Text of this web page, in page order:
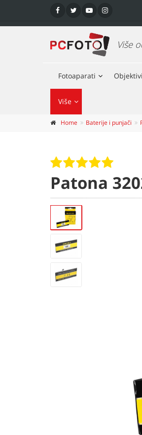
Više
Fotoaparati Objektivi
Više
Home Baterije i punjači
Patona